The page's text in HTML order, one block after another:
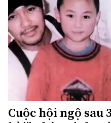
Cuộc hội ngộ sau